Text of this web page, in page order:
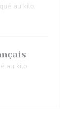
au kilo.
au kilo.